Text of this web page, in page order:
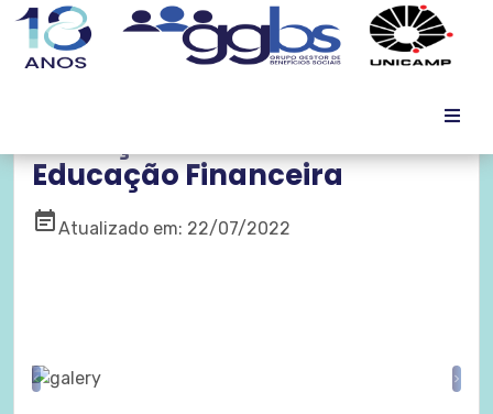
Educação Financeira
event_noteAtualizado em: 22/07/2022
Previous